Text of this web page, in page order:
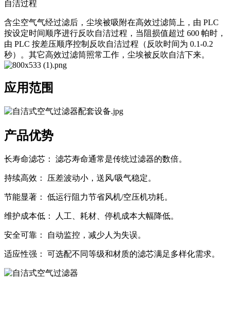
自洁过程
含尘空气气经过滤后，尘埃被吸附在高效过滤筒上，由 PLC
按设定时间顺序进行反吹自洁过程，当阻损值超过 600 帕时，
由 PLC 按差压顺序控制反吹自洁过程（反吹时间为 0.1-0.2
秒）。其它高效过滤筒照常工作，尘埃被反吹自洁下来。
应用范围
产品优势
长寿命滤芯： 滤芯寿命通常是传统过滤器的数倍。
持续高效： 压差波动小，送风/吸气稳定。
节能显著： 低运行阻力节省风机/空压机功耗。
维护成本低： 人工、耗材、停机成本大幅降低。
安全可靠： 自动监控，减少人为失误。
适应性强： 可选配不同等级和材质的滤芯满足多样化需求。